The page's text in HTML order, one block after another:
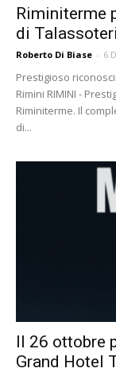
Riminiterme
di
Roberto Di Biase - 6
Prestigioso
Rimini RIMINI -
Riminiterme. Il
di...
Il 26 ottobre
Grand Hotel